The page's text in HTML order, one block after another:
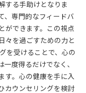
する手助けとなりま
、専門的なフィードバ
ができます。この視点
々を過ごすための力と
を受けることで、心の
度得るだけでなく、
す。心の健康を手に入
カウンセリングを検討